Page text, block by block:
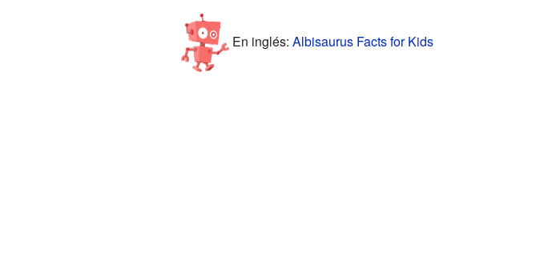
En inglés: Albisaurus Facts for Kids